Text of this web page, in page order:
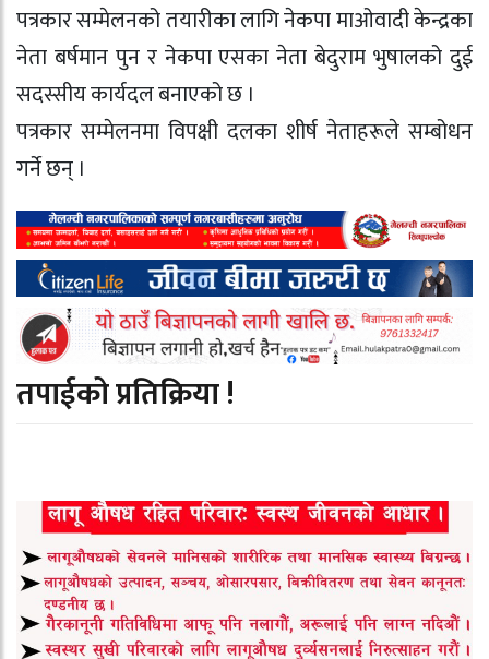
पत्रकार सम्मेलनको तयारीका लागि नेकपा माओवादी केन्द्रका
नेता बर्षमान पुन र नेकपा एसका नेता बेदुराम भुषालको दुई
सदस्सीय कार्यदल बनाएको छ ।
पत्रकार सम्मेलनमा विपक्षी दलका शीर्ष नेताहरूले सम्बोधन
गर्ने छन् ।
तपाईको प्रतिक्रिया !